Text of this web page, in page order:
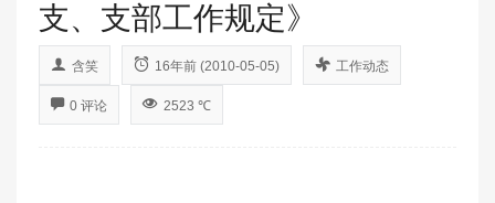
支、支部工作规定》
含笑 16年前 (2010-05-05) 工作动态
0 评论 2523 ℃